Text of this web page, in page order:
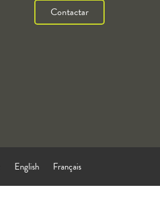
Contactar
English Français